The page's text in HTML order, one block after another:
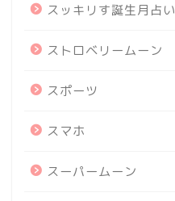
スッキリす誕生月占い
ストロベリームーン
スポーツ
スマホ
スーパームーン